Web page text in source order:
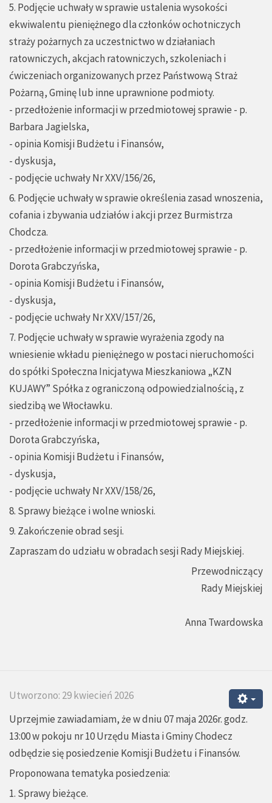
5. Podjęcie uchwały w sprawie ustalenia wysokości
ekwiwalentu pieniężnego dla członków ochotniczych
straży pożarnych za uczestnictwo w działaniach
ratowniczych, akcjach ratowniczych, szkoleniach i
ćwiczeniach organizowanych przez Państwową Straż
Pożarną, Gminę lub inne uprawnione podmioty.
- przedłożenie informacji w przedmiotowej sprawie - p.
Barbara Jagielska,
- opinia Komisji Budżetu i Finansów,
- dyskusja,
- podjęcie uchwały Nr XXV/156/26,
6. Podjęcie uchwały w sprawie określenia zasad wnoszenia,
cofania i zbywania udziałów i akcji przez Burmistrza
Chodcza.
- przedłożenie informacji w przedmiotowej sprawie - p.
Dorota Grabczyńska,
- opinia Komisji Budżetu i Finansów,
- dyskusja,
- podjęcie uchwały Nr XXV/157/26,
7. Podjęcie uchwały w sprawie wyrażenia zgody na
wniesienie wkładu pieniężnego w postaci nieruchomości
do spółki Społeczna Inicjatywa Mieszkaniowa „KZN
KUJAWY” Spółka z ograniczoną odpowiedzialnością, z
siedzibą we Włocławku.
- przedłożenie informacji w przedmiotowej sprawie - p.
Dorota Grabczyńska,
- opinia Komisji Budżetu i Finansów,
- dyskusja,
- podjęcie uchwały Nr XXV/158/26,
8. Sprawy bieżące i wolne wnioski.
9. Zakończenie obrad sesji.
Zapraszam do udziału w obradach sesji Rady Miejskiej.
Przewodniczący
Rady Miejskiej
Anna Twardowska
Utworzono: 29 kwiecień 2026
Uprzejmie zawiadamiam, że w dniu 07 maja 2026r. godz.
13:00 w pokoju nr 10 Urzędu Miasta i Gminy Chodecz
odbędzie się posiedzenie Komisji Budżetu i Finansów.
Proponowana tematyka posiedzenia:
1. Sprawy bieżące.